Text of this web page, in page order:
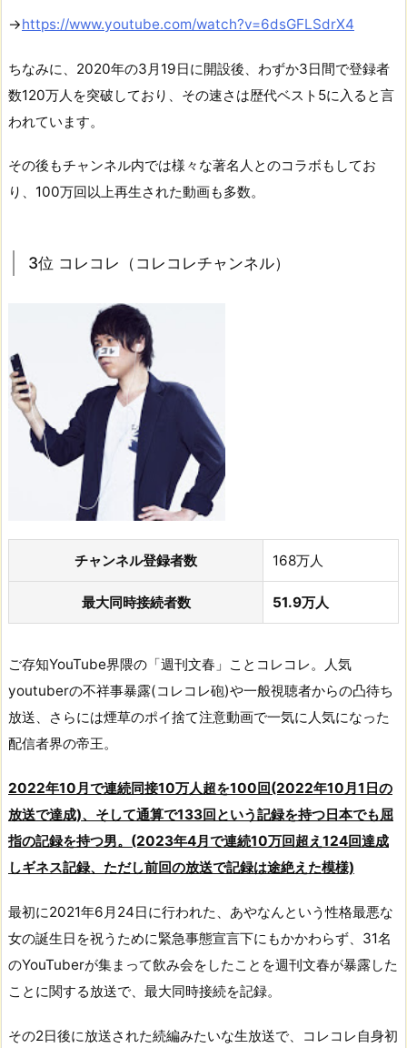
→https://www.youtube.com/watch?v=6dsGFLSdrX4
ちなみに、2020年の3月19日に開設後、わずか3日間で登録者
数120万人を突破しており、その速さは歴代ベスト5に入ると言
われています。
その後もチャンネル内では様々な著名人とのコラボもしてお
り、100万回以上再生された動画も多数。
3位 コレコレ（コレコレチャンネル）
チャンネル登録者数 168万人
最大同時接続者数 51.9万人
ご存知YouTube界隈の「週刊文春」ことコレコレ。人気
youtuberの不祥事暴露(コレコレ砲)や一般視聴者からの凸待ち
放送、さらには煙草のポイ捨て注意動画で一気に人気になった
配信者界の帝王。
2022年10月で連続同接10万人超を100回(2022年10月1日の
放送で達成)、そして通算で133回という記録を持つ日本でも屈
指の記録を持つ男。(2023年4月で連続10万回超え124回達成
しギネス記録、ただし前回の放送で記録は途絶えた模様)
最初に2021年6月24日に行われた、あやなんという性格最悪な
女の誕生日を祝うために緊急事態宣言下にもかかわらず、31名
のYouTuberが集まって飲み会をしたことを週刊文春が暴露した
ことに関する放送で、最大同時接続を記録。
その2日後に放送された続編みたいな生放送で、コレコレ自身初